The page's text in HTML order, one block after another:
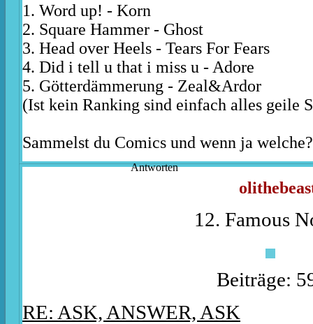
1. Word up! - Korn
2. Square Hammer - Ghost
3. Head over Heels - Tears For Fears
4. Did i tell u that i miss u - Adore
5. Götterdämmerung - Zeal&Ardor
(Ist kein Ranking sind einfach alles geile
Sammelst du Comics und wenn ja
Antworten
12. Famous
Beiträge:
RE: ASK, ANSWER, ASK